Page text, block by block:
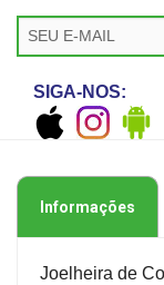
SIGA-NOS:
Informações
Joelheira de